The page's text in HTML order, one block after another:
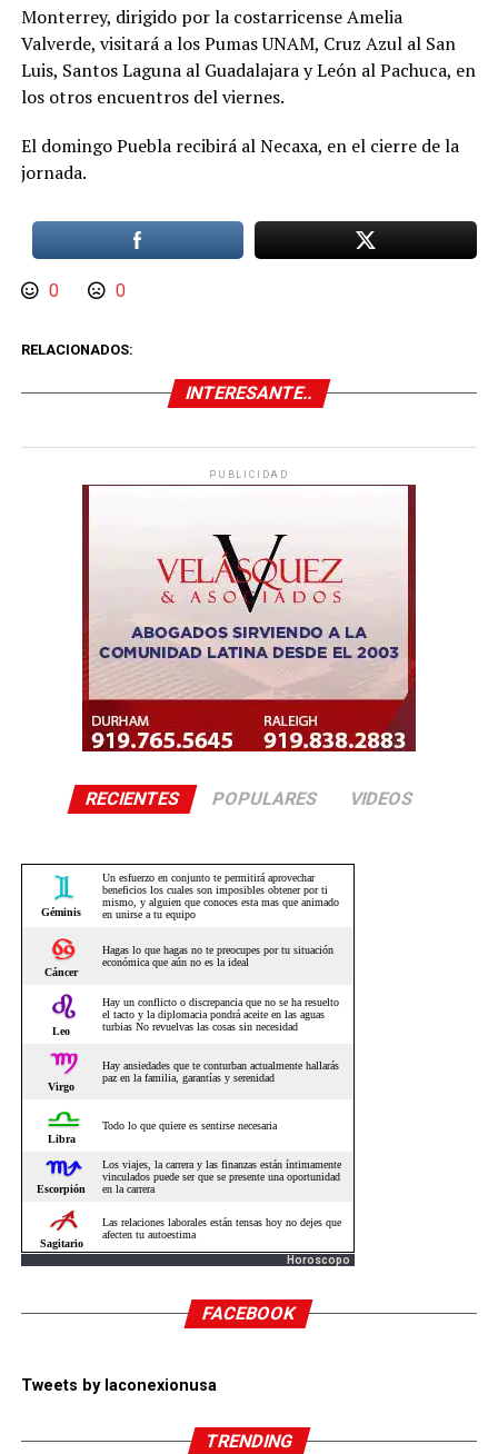
Monterrey, dirigido por la costarricense Amelia
Valverde, visitará a los Pumas UNAM, Cruz Azul al San
Luis, Santos Laguna al Guadalajara y León al Pachuca, en
los otros encuentros del viernes.
El domingo Puebla recibirá al Necaxa, en el cierre de la
jornada.
0 0
RELACIONADOS:
INTERESANTE..
PUBLICIDAD
RECIENTES POPULARES VIDEOS
Horoscopo
FACEBOOK
Tweets by laconexionusa
TRENDING